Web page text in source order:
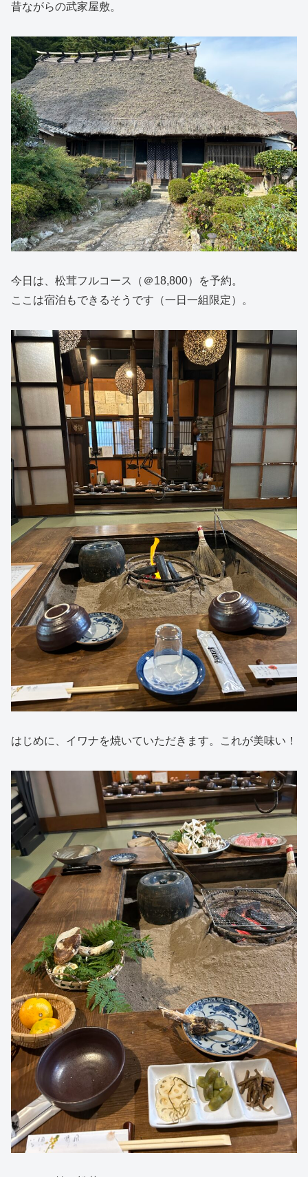
昔ながらの武家屋敷。
今日は、松茸フルコース（＠18,800）を予約。
ここは宿泊もできるそうです（一日一組限定）。
はじめに、イワナを焼いていただきます。これが美味い！